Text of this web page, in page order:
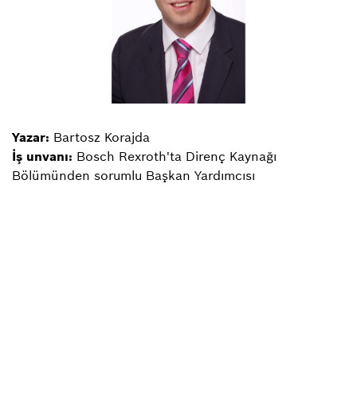
Yazar: Bartosz Korajda
İş unvanı: Bosch Rexroth'ta Direnç Kaynağı
Bölümünden sorumlu Başkan Yardımcısı